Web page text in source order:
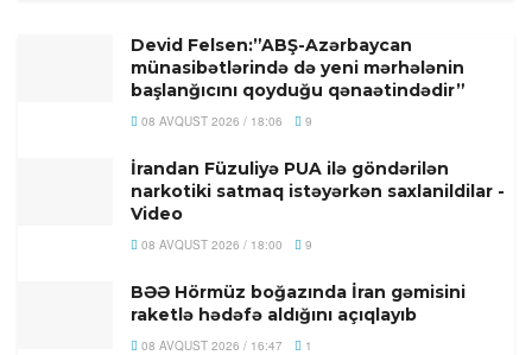
Devid Felsen:”ABŞ-Azərbaycan
münasibətlərində də yeni mərhələnin
başlanğıcını qoyduğu qənaətindədir”
08 AVQUST 2026 / 18:06 9
İrandan Füzuliyə PUA ilə göndərilən
narkotiki satmaq istəyərkən saxlanildilar -
Video
08 AVQUST 2026 / 18:00 9
BƏƏ Hörmüz boğazında İran gəmisini
raketlə hədəfə aldığını açıqlayıb
08 AVQUST 2026 / 16:47 1